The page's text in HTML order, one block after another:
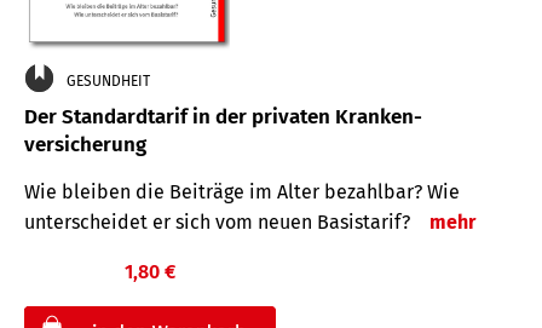
GESUNDHEIT
Der Standard­tarif in der privaten Kranken­
versicherung
Wie bleiben die Beiträge im Alter bezahlbar? Wie
unterscheidet er sich vom neuen Basistarif?
mehr
1,80 €